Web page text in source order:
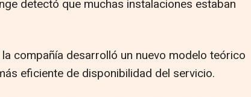
detectó que muchas instalaciones estaban
compañía desarrolló un nuevo modelo teórico
eficiente de disponibilidad del servicio.